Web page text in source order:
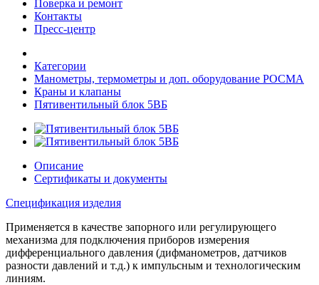
Поверка и ремонт
Контакты
Пресс-центр
Категории
Манометры, термометры и доп. оборудование РОСМА
Краны и клапаны
Пятивентильный блок 5ВБ
Описание
Сертификаты и документы
Спецификация изделия
Применяется в качестве запорного или регулирующего
механизма для подключения приборов измерения
дифференциального давления (дифманометров, датчиков
разности давлений и т.д.) к импульсным и технологическим
линиям.